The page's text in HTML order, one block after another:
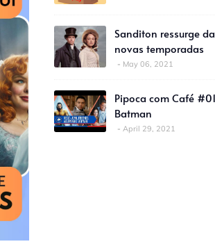
Sanditon ressurge
novas temporadas
May 06, 2021
Pipoca com Café
Batman
April 29, 2021